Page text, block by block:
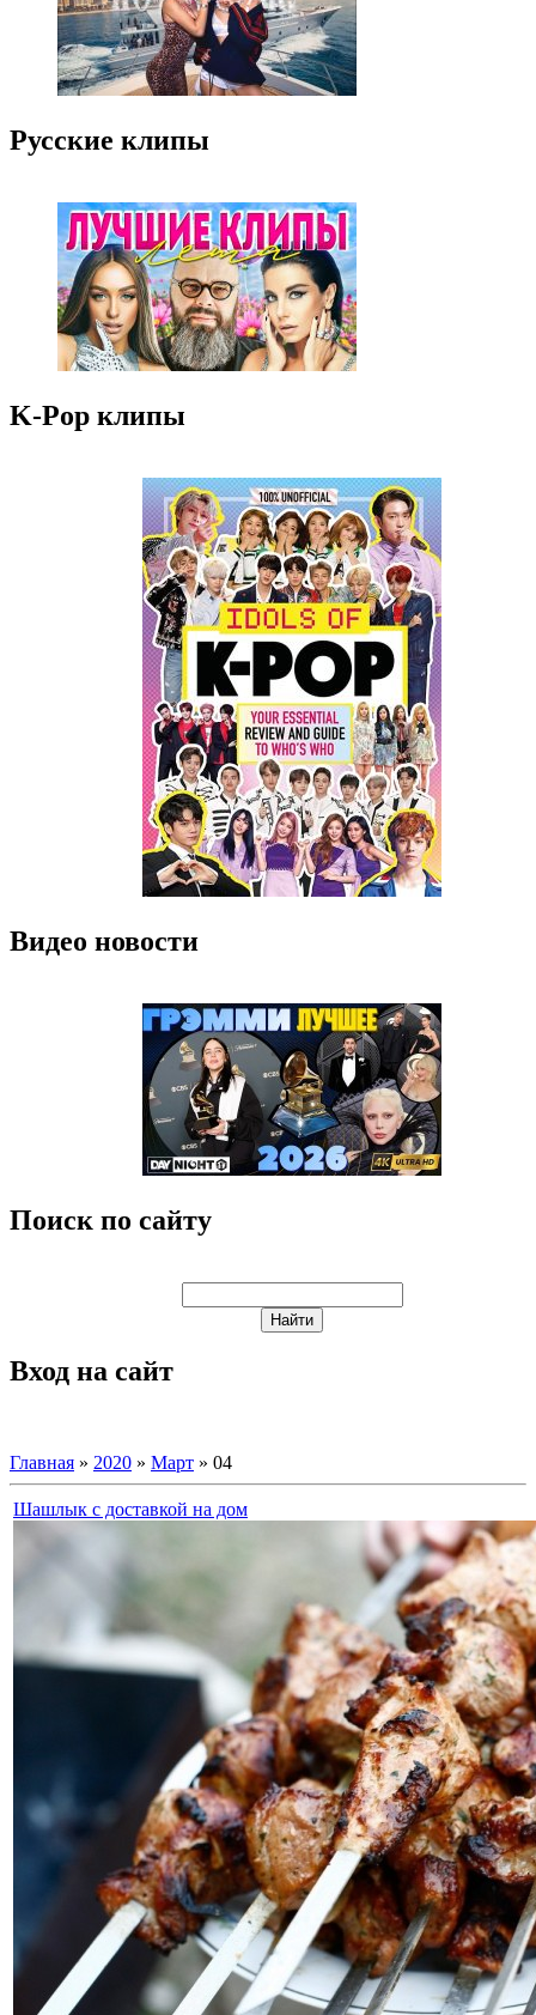
Русские клипы
K-Pop клипы
Видео новости
Поиск по сайту
Вход на сайт
Главная » 2020 » Март » 04
Шашлык с доставкой на дом